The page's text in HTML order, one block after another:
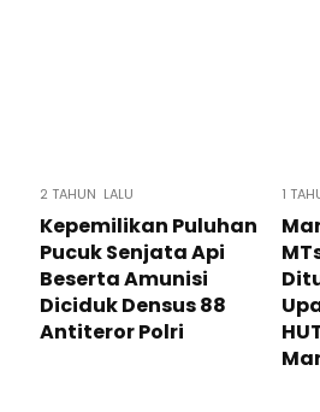
2 TAHUN LALU
Kepemilikan Puluhan
Pucuk Senjata Api
Beserta Amunisi
Diciduk Densus 88
Antiteror Polri
1